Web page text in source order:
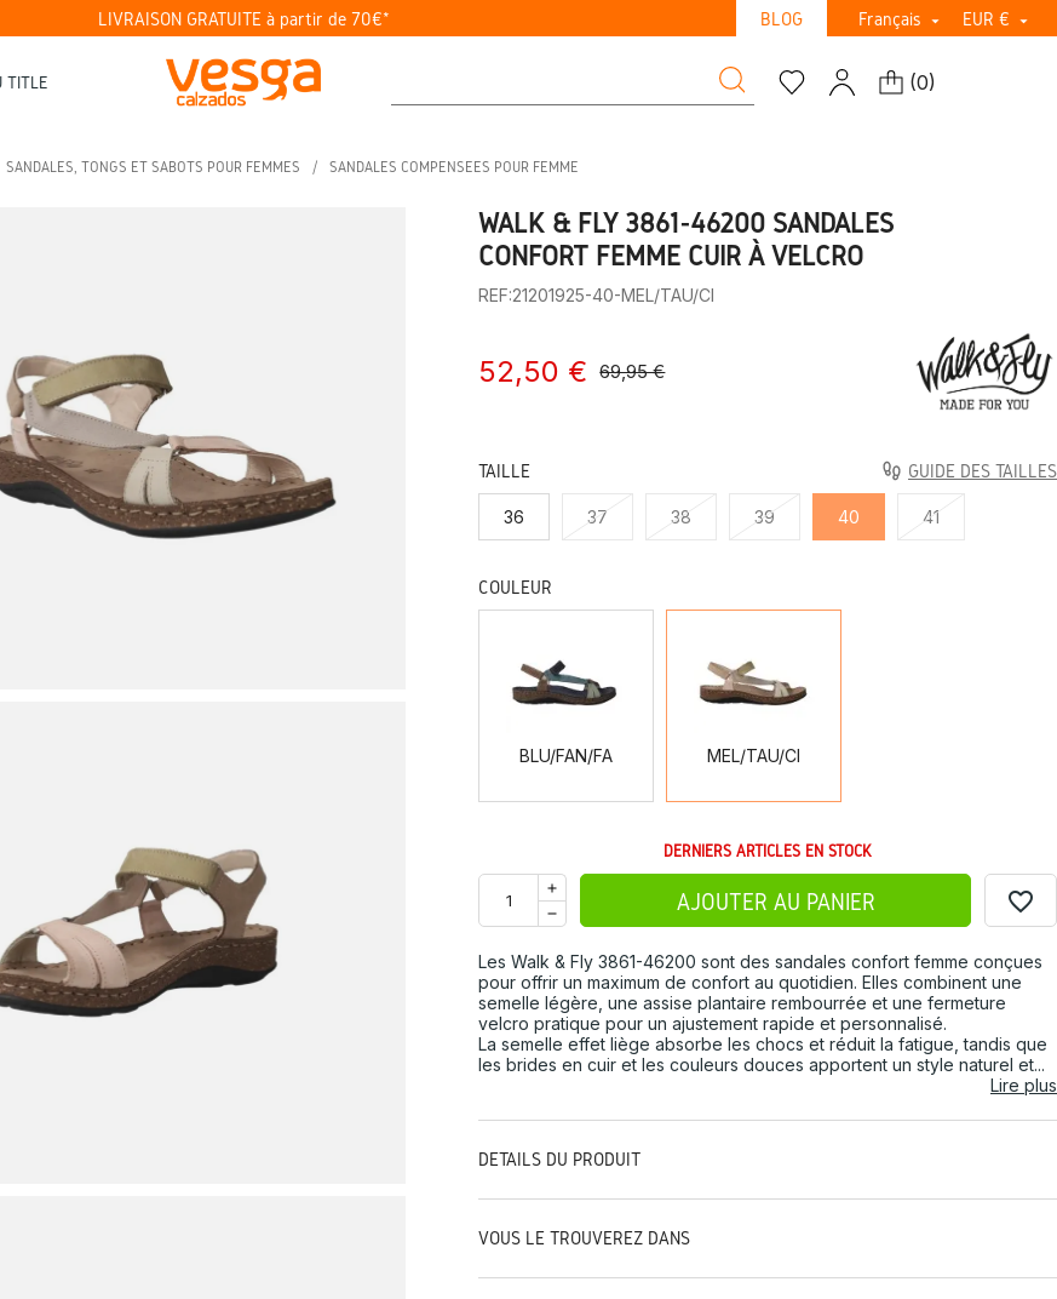
LIVRAISON GRATUITE à partir de 70€* BLOG Français  EUR € 
TITLE (0)
SANDALES, TONGS ET SABOTS POUR FEMMES SANDALES COMPENSÉES POUR FEMME
WALK & FLY 3861-46200 SANDALES
CONFORT FEMME CUIR À VELCRO
REF:21201925-40-MEL/TAU/CI
52,50 € 69,95 €
TAILLE GUIDE DES TAILLES
36 37 38 39 40 41
COULEUR
BLU/FAN/FA MEL/TAU/CI
DERNIERS ARTICLES EN STOCK
AJOUTER AU PANIER favorite_border
Les Walk & Fly 3861-46200 sont des sandales confort femme conçues
pour offrir un maximum de confort au quotidien. Elles combinent une
semelle légère, une assise plantaire rembourrée et une fermeture
velcro pratique pour un ajustement rapide et personnalisé.
La semelle effet liège absorbe les chocs et réduit la fatigue, tandis que
les brides en cuir et les couleurs douces apportent un style naturel et...
Lire plus
DÉTAILS DU PRODUIT
VOUS LE TROUVEREZ DANS